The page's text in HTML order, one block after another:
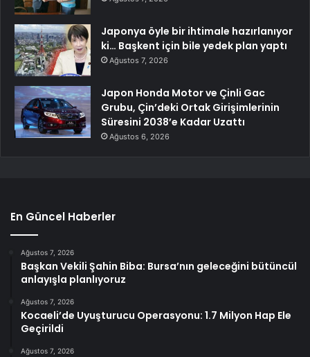
Japonya öyle bir ihtimale hazırlanıyor
ki… Başkent için bile yedek plan yaptı
Ağustos 7, 2026
Japon Honda Motor ve Çinli Gac
Grubu, Çin’deki Ortak Girişimlerinin
Süresini 2038’e Kadar Uzattı
Ağustos 6, 2026
En Güncel Haberler
Ağustos 7, 2026
Başkan Vekili Şahin Biba: Bursa’nın geleceğini bütüncül
anlayışla planlıyoruz
Ağustos 7, 2026
Kocaeli’de Uyuşturucu Operasyonu: 1.7 Milyon Hap Ele
Geçirildi
Ağustos 7, 2026